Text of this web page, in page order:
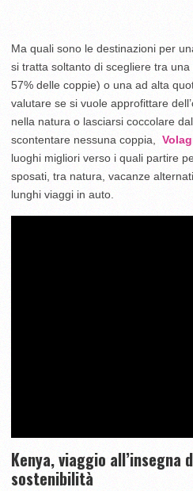
Ma quali sono le destinazioni per
si tratta soltanto di scegliere tra
57% delle coppie) o una ad alta
valutare se si vuole approfittare
nella natura o lasciarsi coccolare
scontentare nessuna coppia,
luoghi migliori verso i quali partire
sposati, tra natura, vacanze
lunghi viaggi in auto.
Kenya, viaggio all’insegna
sostenibilità